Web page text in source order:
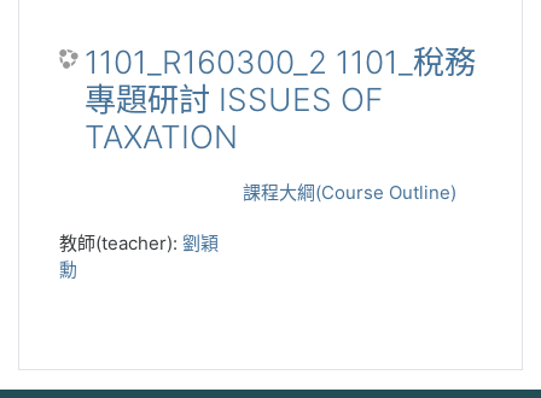
1101_R160300_2 1101_稅務
專題研討 ISSUES OF
TAXATION
課程大綱(Course Outline)
教師(teacher): 劉穎
勳